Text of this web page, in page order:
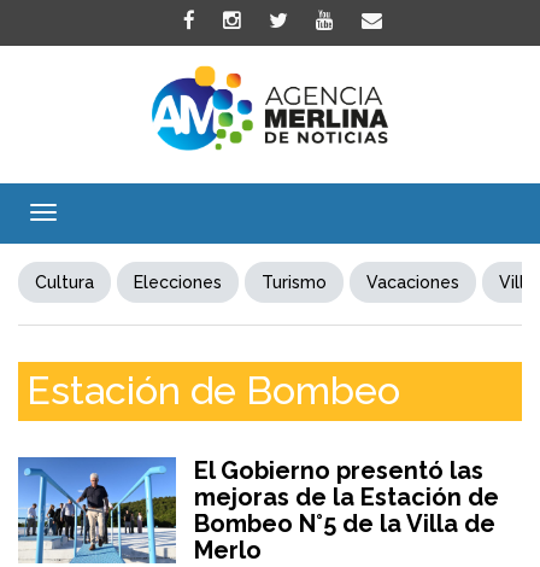
Toggle
Cultura Elecciones Turismo Vacaciones Villa
Estación de Bombeo
El Gobierno presentó las
mejoras de la Estación de
Bombeo N°5 de la Villa de
Merlo